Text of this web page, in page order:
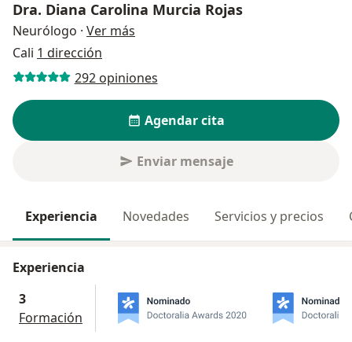
Dra. Diana Carolina Murcia Rojas
Neurólogo · Ver más
Cali 1 dirección
292 opiniones
Agendar cita
Enviar mensaje
Experiencia Novedades Servicios y precios
Experiencia
3
Formación